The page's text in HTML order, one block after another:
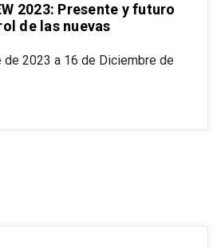
2023: Presente y futuro
de las nuevas
de 2023 a 16 de Diciembre de